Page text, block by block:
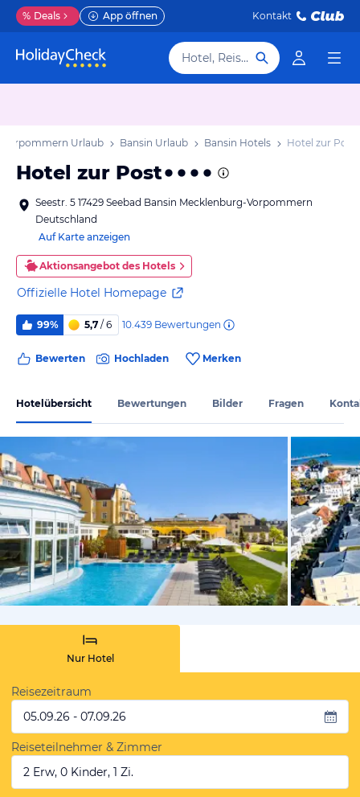
% Deals App öffnen Kontakt
Hotel, Reiseziel
Urlaub Bansin Urlaub Bansin Hotels Hotel zur Post
Hotel zur Post
Seestr. 5 17429 Seebad Bansin Mecklenburg-Vorpommern
Deutschland
Auf Karte anzeigen
Aktionsangebot des Hotels
Offizielle Hotel Homepage
99% 5,7 / 6 10.439 Bewertungen
Bewerten Hochladen Merken
Hotelübersicht Bewertungen Bilder Fragen
vom
Nur Hotel
Reisezeitraum
05.09.26 - 07.09.26
Reiseteilnehmer & Zimmer
2 Erw, 0 Kinder, 1 Zi.